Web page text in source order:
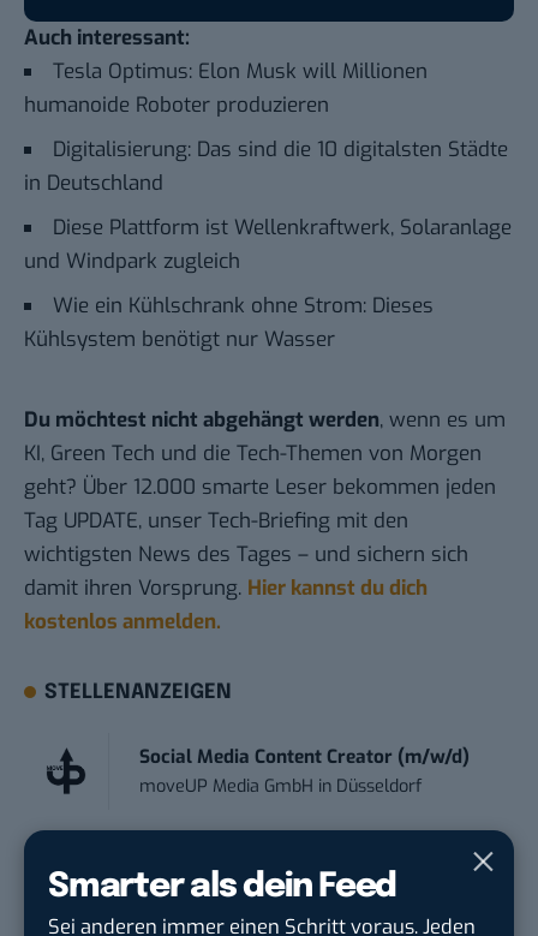
Smarter als dein Feed
Sei anderen immer einen Schritt voraus. Jeden
Auch interessant:
Tesla Optimus: Elon Musk will Millionen
humanoide Roboter produzieren
Digitalisierung: Das sind die 10 digitalsten Städte
in Deutschland
Diese Plattform ist Wellenkraftwerk, Solaranlage
und Windpark zugleich
Wie ein Kühlschrank ohne Strom: Dieses
Kühlsystem benötigt nur Wasser
Du möchtest nicht abgehängt werden, wenn es um
KI, Green Tech und die Tech-Themen von Morgen
geht? Über 12.000 smarte Leser bekommen jeden
Tag UPDATE, unser Tech-Briefing mit den
wichtigsten News des Tages – und sichern sich
damit ihren Vorsprung. Hier kannst du dich
kostenlos anmelden.
STELLENANZEIGEN
Social Media Content Creator (m/w/d)
moveUP Media GmbH in Düsseldorf
touristische...
trendtours Holding GmbHinEschborn